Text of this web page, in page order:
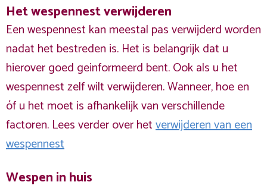
Het wespennest verwijderen
Een wespennest kan meestal pas verwijderd worden
nadat het bestreden is. Het is belangrijk dat u
hierover goed geinformeerd bent. Ook als u het
wespennest zelf wilt verwijderen. Wanneer, hoe en
óf u het moet is afhankelijk van verschillende
factoren. Lees verder over hetverwijderen van een
wespennest
Wespen in huis